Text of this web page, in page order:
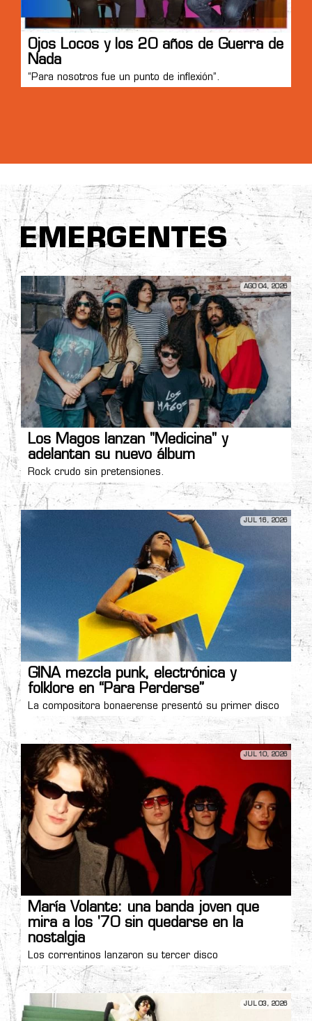
Ojos Locos y los 20 años de Guerra de
Nada
“Para nosotros fue un punto de inflexión”.
EMERGENTES
AGO 04, 2026
Los Magos lanzan "Medicina" y
adelantan su nuevo álbum
Rock crudo sin pretensiones.
JUL 16, 2026
GINA mezcla punk, electrónica y
folklore en “Para Perderse”
La compositora bonaerense presentó su primer disco
JUL 10, 2026
María Volante: una banda joven que
mira a los '70 sin quedarse en la
nostalgia
Los correntinos lanzaron su tercer disco
JUL 03, 2026